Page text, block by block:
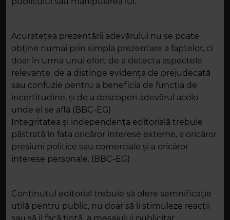
Acurateţea prezentării adevărului nu se poate
obţine numai prin simpla prezentare a faptelor, ci
doar în urma unui efort de a detecta aspectele
relevante, de a distinge evidenţa de prejudecată
sau confuzie pentru a beneficia de funcţia de
incertitudine, şi de a descoperi adevărul acolo
unde el se află (BBC-EG)
Integritatea şi independenţa editorială trebuie
păstrată în fața oricăror interese externe, a oricăror
presiuni politice sau comerciale şi a oricăror
interese personale. (BBC-EG)
Conţinutul editorial trebuie să ofere semnificaţie
utilă pentru public, nu doar să îi stimuleze reacţii